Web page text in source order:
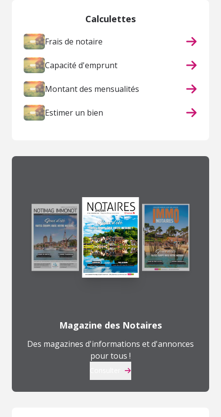
Calculettes
Frais de notaire
Capacité d'emprunt
Montant des mensualités
Estimer un bien
Magazine des Notaires
Des magazines d'informations et d'annonces
pour tous !